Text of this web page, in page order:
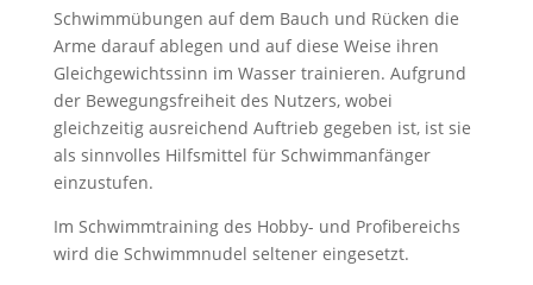
Schwimmübungen auf dem Bauch und Rücken die
Arme darauf ablegen und auf diese Weise ihren
Gleichgewichtssinn im Wasser trainieren. Aufgrund
der Bewegungsfreiheit des Nutzers, wobei
gleichzeitig ausreichend Auftrieb gegeben ist, ist sie
als sinnvolles Hilfsmittel für Schwimmanfänger
einzustufen.
Im Schwimmtraining des Hobby- und Profibereichs
wird die Schwimmnudel seltener eingesetzt.